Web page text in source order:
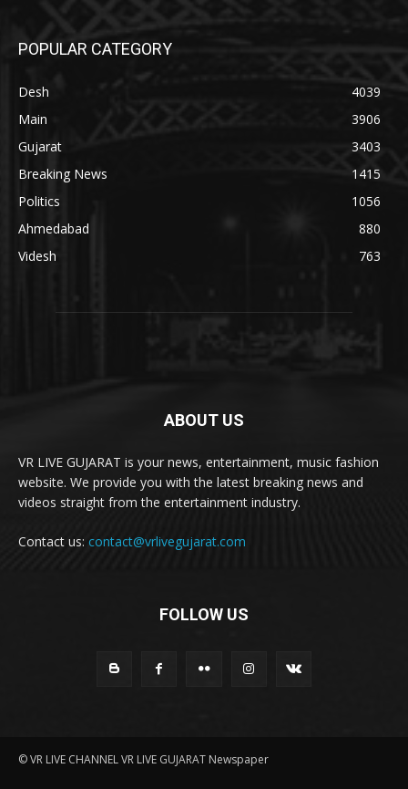
POPULAR CATEGORY
Desh
4039
Main
3906
Gujarat
3403
Breaking News
1415
Politics
1056
Ahmedabad
880
Videsh
763
ABOUT US
VR LIVE GUJARAT is your news, entertainment, music fashion
website. We provide you with the latest breaking news and
videos straight from the entertainment industry.
Contact us: contact@vrlivegujarat.com
FOLLOW US
© VR LIVE CHANNEL VR LIVE GUJARAT Newspaper